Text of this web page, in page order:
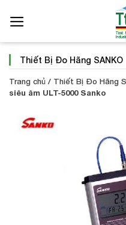
qua
dung
Thiết Bị Đo Hãng SANKO
Trang chủ / Thiết Bị Đo Hãng
siêu âm ULT-5000 Sanko